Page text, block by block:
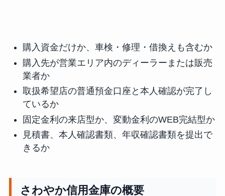
購入資金だけか、車検・修理・借換えも含むか
購入先が営業エリア内のディーラーまたは販売
業者か
取扱希望店の普通預金口座と本人確認が完了し
ているか
固定金利の来店型か、変動金利のWEB完結型か
見積書、本人確認書類、年収確認書類を提出で
きるか
さわやか信用金庫の概要